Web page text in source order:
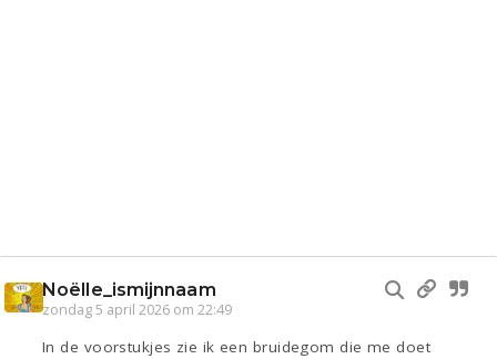
Noëlle_ismijnnaam
zondag 5 april 2026 om 22:49
In de voorstukjes zie ik een bruidegom die me doet